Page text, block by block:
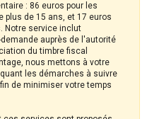
: 86 euros pour les
plus de 15 ans, et 17 euros
Notre service inclut
auprès de l'autorité
du timbre fiscal
nous mettons à votre
les démarches à suivre
de minimiser votre temps